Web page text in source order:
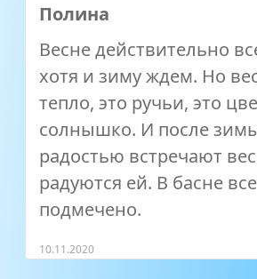
Полина
Весне действительно
хотя и зиму ждем. Но
тепло, это ручьи, это
солнышко. И после
радостью встречают
радуются ей. В басне
подмечено.
10.11.2020